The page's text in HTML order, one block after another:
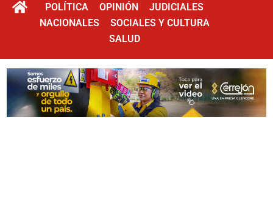
POLÍTICA OPINIÓN
JUDICIALES
NACIONALES
SOCIALES Y CULTURA
SALUD